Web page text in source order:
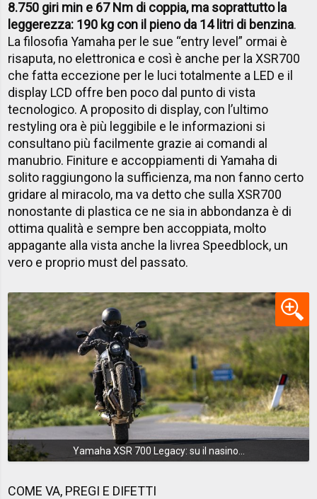
8.750 giri min e 67 Nm di coppia, ma soprattutto la
leggerezza: 190 kg con il pieno da 14 litri di benzina.
La filosofia Yamaha per le sue “entry level” ormai è
risaputa, no elettronica e così è anche per la XSR700
che fatta eccezione per le luci totalmente a LED e il
display LCD offre ben poco dal punto di vista
tecnologico. A proposito di display, con l’ultimo
restyling ora è più leggibile e le informazioni si
consultano più facilmente grazie ai comandi al
manubrio. Finiture e accoppiamenti di Yamaha di
solito raggiungono la sufficienza, ma non fanno certo
gridare al miracolo, ma va detto che sulla XSR700
nonostante di plastica ce ne sia in abbondanza è di
ottima qualità e sempre ben accoppiata, molto
appagante alla vista anche la livrea Speedblock, un
vero e proprio must del passato.
Yamaha XSR 700 Legacy: su il nasino...
COME VA, PREGI E DIFETTI